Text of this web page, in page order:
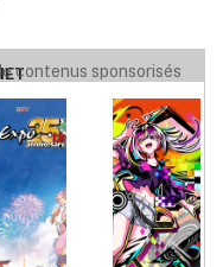
contenus sponsorisés